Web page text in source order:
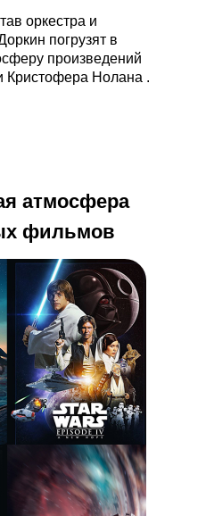
оркестра и
погрузят в
произведений
Кристофера Нолана .
атмосфера
фильмов